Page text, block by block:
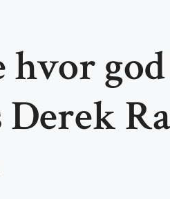
hvor god
Derek